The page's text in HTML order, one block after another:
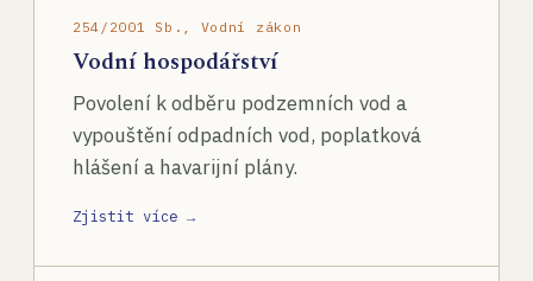
254/2001 Sb., Vodní zákon
Vodní hospodářství
Povolení k odběru podzemních vod a
vypouštění odpadních vod, poplatková
hlášení a havarijní plány.
Zjistit více →